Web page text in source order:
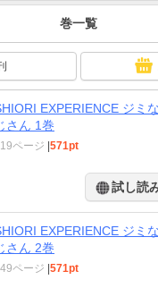
巻一覧
EXPERIENCE ジミ
さん 1巻
ページ |571pt
試し読
EXPERIENCE ジミ
さん 2巻
ページ |571pt